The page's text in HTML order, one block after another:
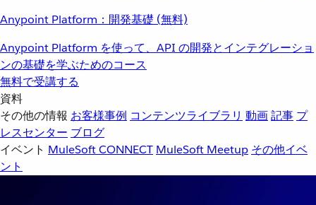
Anypoint Platform：開発基礎 (無料)
Anypoint Platform を使って、API の開発とインテグレーショ
ンの基礎を学ぶためのコース
無料で受講する
資料
その他の情報 お客様事例 コンテンツライブラリ 動画記事 プ
レスセンター ブログ
イベント MuleSoft CONNECT MuleSoft Meetup その他イベ
ント